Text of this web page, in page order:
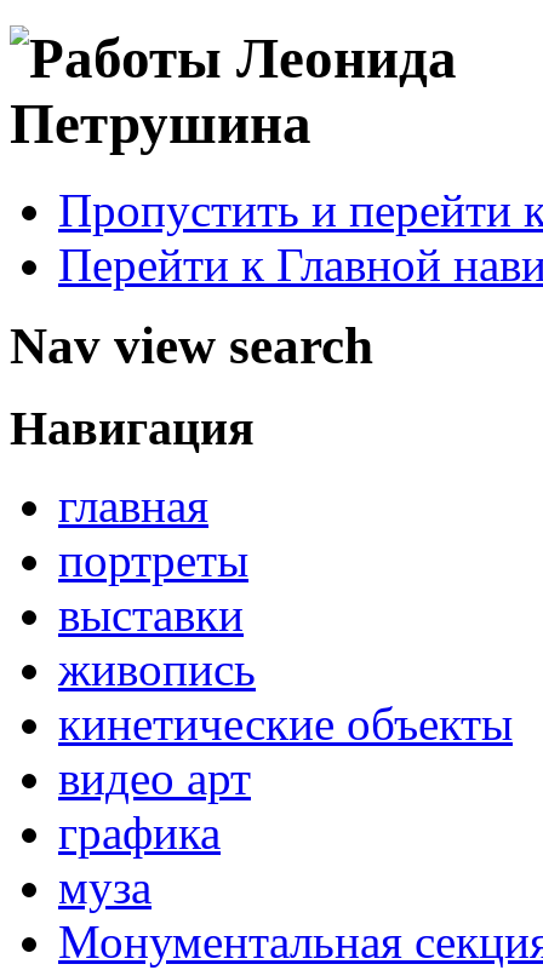
Пропустить и перейти
Перейти к Главной
Nav view search
Навигация
главная
портреты
выставки
живопись
кинетические объекты
видео арт
графика
муза
Монументальная